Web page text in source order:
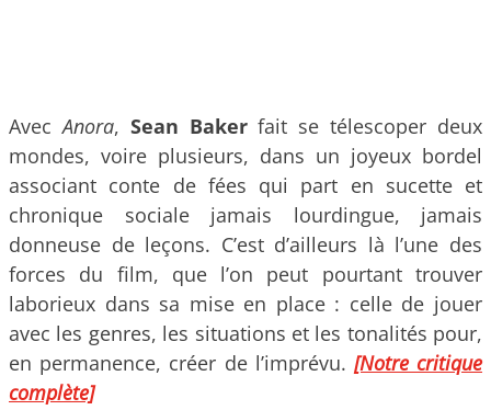
AvecAnora, Sean Bakerfait se télescoper deux
mondes, voire plusieurs, dans un joyeux bordel
associant conte de fées qui part en sucette et
chronique sociale jamais lourdingue, jamais
donneuse de leçons. C’est d’ailleurs là l’une des
forces du film, que l’on peut pourtant trouver
laborieux dans sa mise en place : celle de jouer
avec les genres, les situations et les tonalités pour,
en permanence, créer de l’imprévu. [Notre critique
complète]